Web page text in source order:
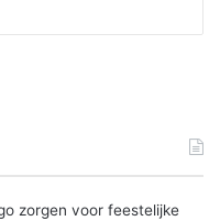
zorgen voor feestelijke